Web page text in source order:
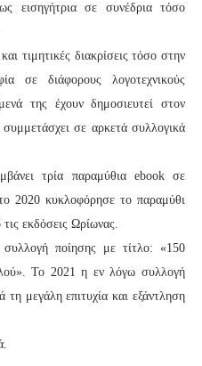
εισηγήτρια σε συνέδρια τόσο
τιμητικές διακρίσεις τόσο στην
σε διάφορους λογοτεχνικούς
της έχουν δημοσιευτεί στον
σε αρκετά συλλογικά
τρία παραμύθια ebook σε
2020 κυκλοφόρησε το παραμύθι
εκδόσεις Ωρίωνας.
ποίησης με τίτλο: «150
Το 2021 η εν λόγω συλλογή
μεγάλη επιτυχία και εξάντληση